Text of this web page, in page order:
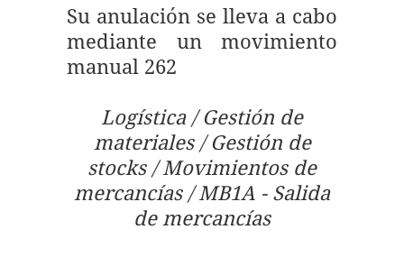
Su anulación se lleva a cabo
mediante un movimiento
manual 262
Logística / Gestión de
materiales / Gestión de
stocks / Movimientos de
mercancías / MB1A - Salida
de mercancías